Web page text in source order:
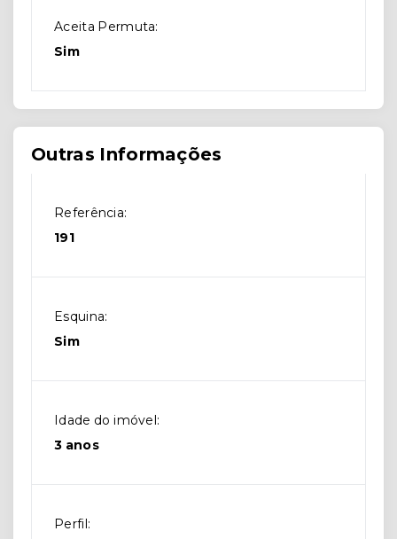
Aceita Permuta:
Sim
Outras Informações
Referência:
191
Esquina:
Sim
Idade do imóvel:
3 anos
Perfil: